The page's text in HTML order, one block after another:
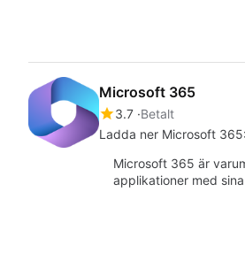
Microsoft 365
3.7 Betalt
Ladda ner Microsoft
Microsoft 365 är
applikationer med